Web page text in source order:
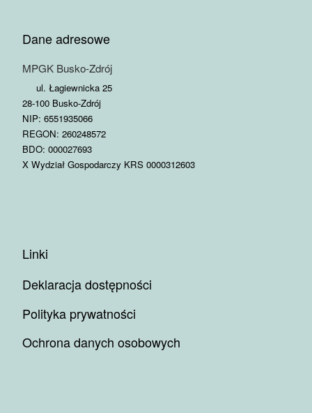
Dane adresowe
MPGK Busko-Zdrój
ul. Łagiewnicka 25
28-100 Busko-Zdrój
NIP: 6551935066
REGON: 260248572
BDO: 000027693
X Wydział Gospodarczy KRS 0000312603
Linki
Deklaracja dostępności
Polityka prywatności
Ochrona danych osobowych